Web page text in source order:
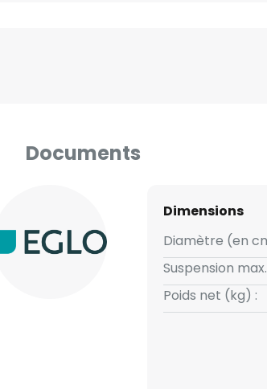
Documents
Dimensions
Diamètre (en
Suspension
Poids net (kg) :